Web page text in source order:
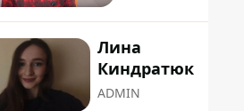
Лина
Киндратюк
ADMIN